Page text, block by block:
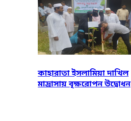
কাহারাতা ইসলামিয়া দাখিল
মাদ্রাসায় বৃক্ষরোপন উদ্বোধন